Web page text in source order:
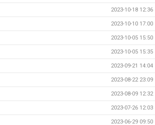
2023-10-18 12:36
2023-10-10 17:00
2023-10-05 15:50
2023-10-05 15:35
2023-09-21 14:04
2023-08-22 23:09
2023-08-09 12:32
2023-07-26 12:03
2023-06-29 09:50